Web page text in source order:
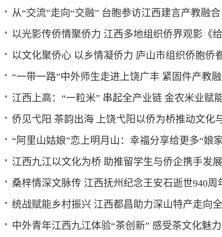
从“交流”走向“交融” 台胞参访江西建言产教融合
以光影传侨情聚侨力 江西多地组织侨界观影《
以文化聚侨心 以乡情凝侨力 庐山市组织侨胞侨
“一带一路”中外师生走进上饶广丰 紧固件产教
江西上高：“一粒米” 串起全产业链 金农米业赋
侨见弋阳 茶韵出海 上饶弋阳以侨为桥推动文化
“阿里山姑娘”恋上明月山：幸福分享给更多“娘
江西九江以文化为桥 助推留学生与侨企携手发展
桑梓情深文脉传 江西抚州纪念王安石逝世940周
统战赋能乡村振兴 江西都昌助力深山特产走向
中外青年江西九江体验“茶创新” 感受茶文化魅力